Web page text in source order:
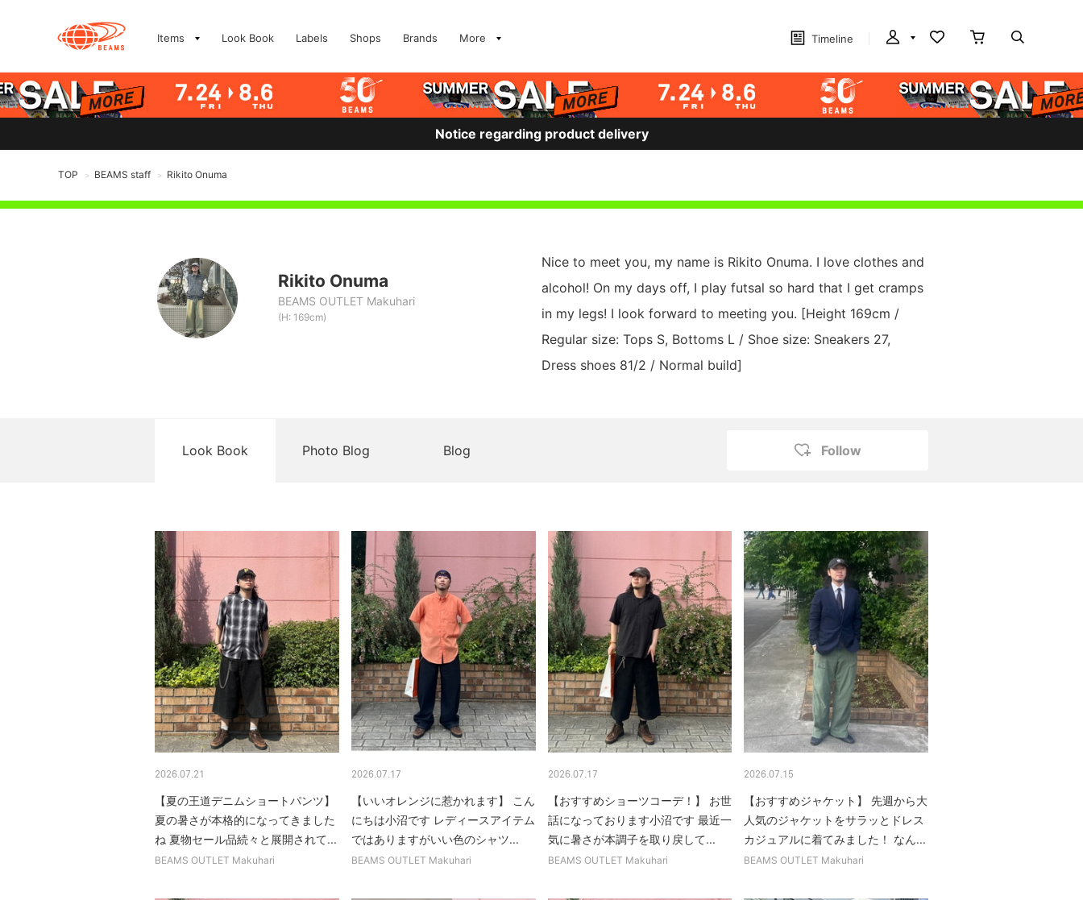
Items Look Book Labels Shops Brands More Timeline
Notice regarding product delivery
TOP > BEAMS staff > Rikito Onuma
Rikito Onuma
BEAMS OUTLET Makuhari
(H: 169cm)
Nice to meet you, my name is Rikito Onuma. I love clothes and
alcohol! On my days off, I play futsal so hard that I get cramps
in my legs! I look forward to meeting you. [Height 169cm /
Regular size: Tops S, Bottoms L / Shoe size: Sneakers 27,
Dress shoes 81/2 / Normal build]
Look Book Photo Blog Blog Follow
2026.07.21
【夏の王道デニムショートパンツ】
夏の暑さが本格的になってきました
ね 夏物セール品続々と展開されて...
BEAMS OUTLET Makuhari
2026.07.17
【いいオレンジに惹かれます】 こん
にちは小沼です レディースアイテム
ではありますがいい色のシャツ...
BEAMS OUTLET Makuhari
2026.07.17
【おすすめショーツコーデ！】 お世
話になっております小沼です 最近一
気に暑さが本調子を取り戻して...
BEAMS OUTLET Makuhari
2026.07.15
【おすすめジャケット】 先週から大
人気のジャケットをサラッとドレス
カジュアルに着てみました！ なん...
BEAMS OUTLET Makuhari